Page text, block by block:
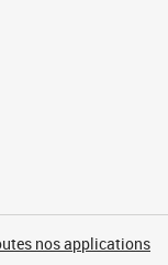
nos applications